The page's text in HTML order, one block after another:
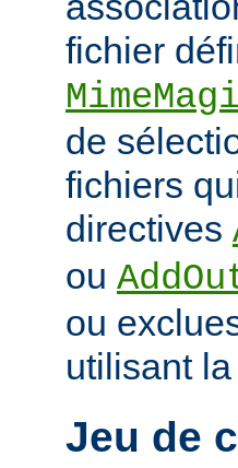
fichier
de
fichiers
directives
ou
ou
utilisant
Jeu de